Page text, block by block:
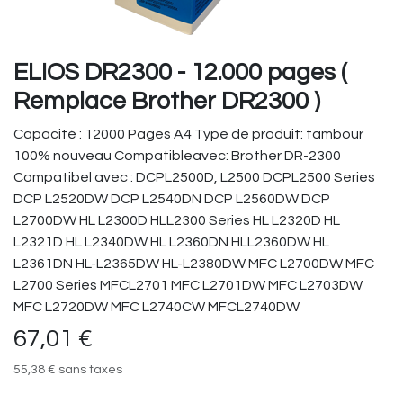
ELIOS DR2300 - 12.000 pages (
Remplace Brother DR2300 )
Capacité : 12000 Pages A4 Type de produit: tambour
100% nouveau Compatibleavec: Brother DR-2300
Compatibel avec : DCPL2500D, L2500 DCPL2500 Series
DCP L2520DW DCP L2540DN DCP L2560DW DCP
L2700DW HL L2300D HLL2300 Series HL L2320D HL
L2321D HL L2340DW HL L2360DN HLL2360DW HL
L2361DN HL-L2365DW HL-L2380DW MFC L2700DW MFC
L2700 Series MFCL2701 MFC L2701DW MFC L2703DW
MFC L2720DW MFC L2740CW MFCL2740DW
67,01 €
55,38 € sans taxes